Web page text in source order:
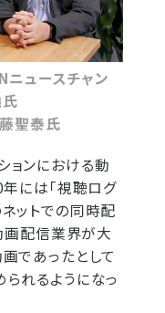
ニュースチャン
聖泰氏
ョンにおける動
には「視聴ログ
ットでの同時配
画配信業界が大
であったとして
られるようになっ